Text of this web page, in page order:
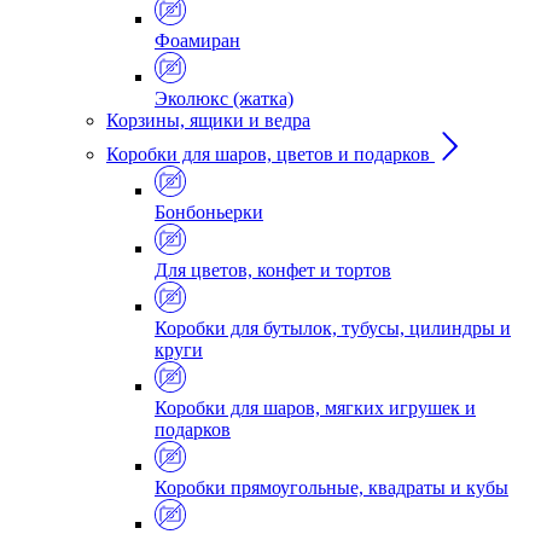
Фоамиран
Эколюкс (жатка)
Корзины, ящики и ведра
Коробки для шаров, цветов и подарков
Бонбоньерки
Для цветов, конфет и тортов
Коробки для бутылок, тубусы, цилиндры и
круги
Коробки для шаров, мягких игрушек и
подарков
Коробки прямоугольные, квадраты и кубы